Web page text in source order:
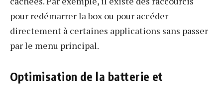
pour redémarrer la box ou pour accéder
directement à certaines applications sans passer
par le menu principal.
Optimisation de la batterie et